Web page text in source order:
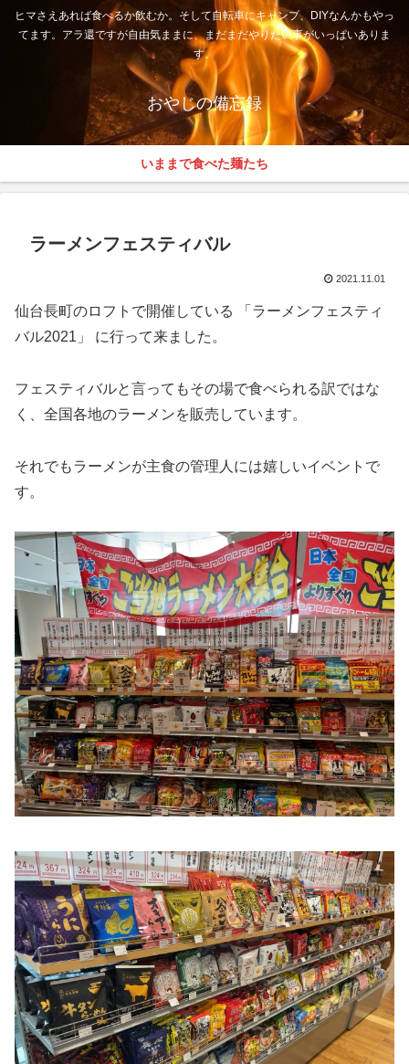
ヒマさえあれば食べるか飲むか。そして自転車にキャンプ、DIYなんかもやっ
てます。アラ還ですが自由気ままに、まだまだやりたい事がいっぱいありま
す。
おやじの備忘録
いままで食べた麺たち
ラーメンフェスティバル
2021.11.01
仙台長町のロフトで開催している 「ラーメンフェスティ
バル2021」 に行って来ました。
フェスティバルと言ってもその場で食べられる訳ではな
く、全国各地のラーメンを販売しています。
それでもラーメンが主食の管理人には嬉しいイベントで
す。